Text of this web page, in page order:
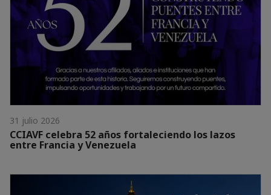
31 julio 2026
CCIAVF celebra 52 años fortaleciendo los lazos
entre Francia y Venezuela